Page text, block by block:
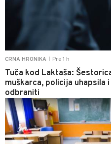
CRNA HRONIKA Pre 1 h
Tuča kod Laktaša:
muškarca, policija uhapsila
odbraniti